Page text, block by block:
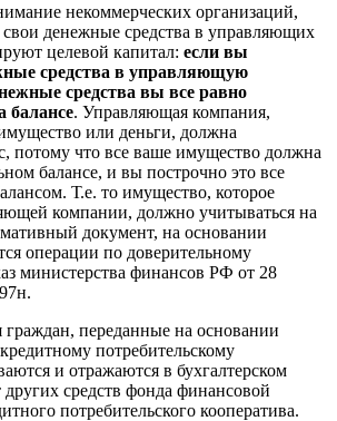
некоммерческих организаций,
денежные средства в управляющих
целевой капитал: если вы
средства в управляющую
средства вы все равно
балансе. Управляющая компания,
или деньги, должна
потому что все ваше имущество должна
балансе, и вы построчно это все
Т.е. то имущество, которое
компании, должно учитываться на
документ, на основании
операции по доверительному
министерства финансов РФ от 28
переданные на основании
потребительскому
и отражаются в бухгалтерском
других средств фонда финансовой
потребительского кооператива.